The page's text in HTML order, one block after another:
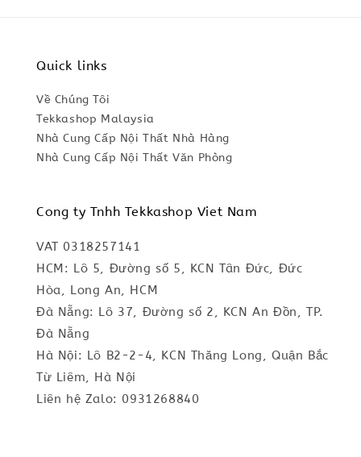
Quick links
Về Chúng Tôi
Tekkashop Malaysia
Nhà Cung Cấp Nội Thất Nhà Hàng
Nhà Cung Cấp Nội Thất Văn Phòng
Cong ty Tnhh Tekkashop Viet Nam
VAT 0318257141
HCM: Lô 5, Đường số 5, KCN Tân Đức, Đức
Hòa, Long An, HCM
Đà Nẵng: Lô 37, Đường số 2, KCN An Đồn, TP.
Đà Nẵng
Hà Nội: Lô B2-2-4, KCN Thăng Long, Quận Bắc
Từ Liêm, Hà Nội
Liên hệ Zalo: 0931268840